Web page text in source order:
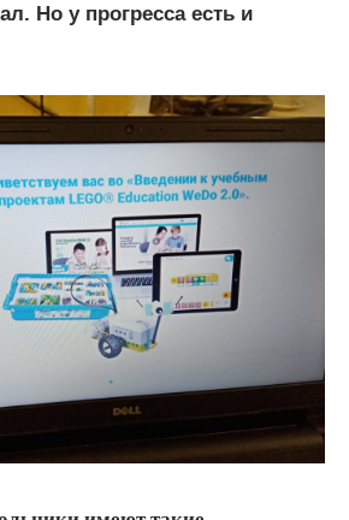
Но у прогресса есть и